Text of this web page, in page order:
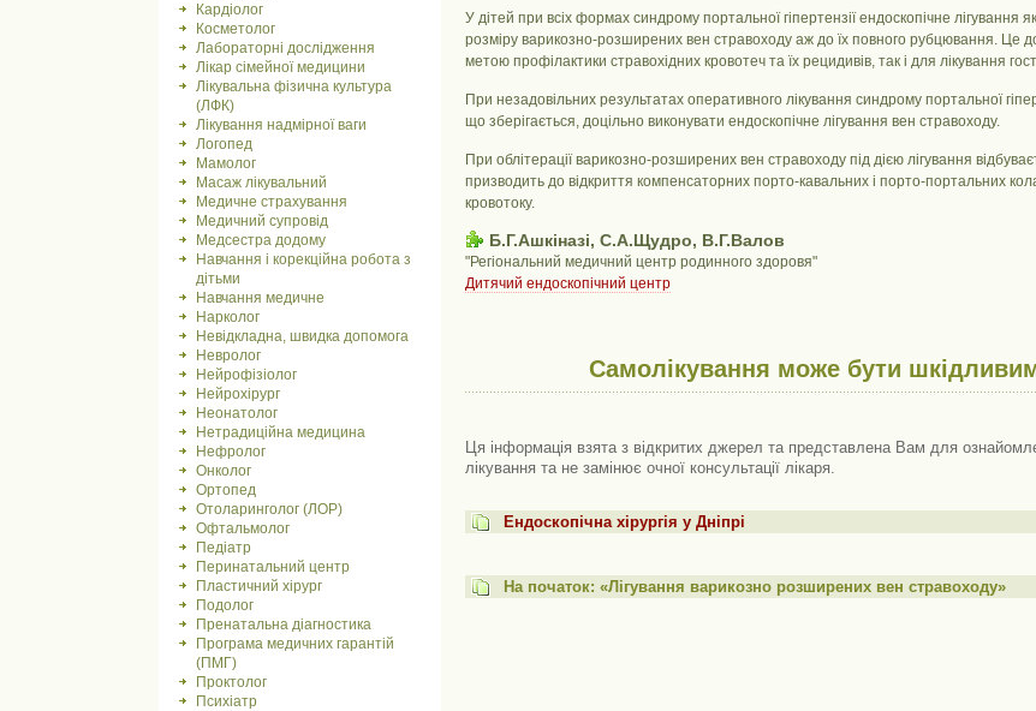
Кардіолог
Косметолог
Лабораторні дослідження
Лікар сімейної медицини
Лікувальна фізична культура
(ЛФК)
Лікування надмірної ваги
Логопед
Мамолог
Масаж лікувальний
Медичне страхування
Медичний супровід
Медсестра додому
Навчання і корекційна робота з
дітьми
Навчання медичне
Нарколог
Невідкладна, швидка допомога
Невролог
Нейрофізіолог
Нейрохірург
Неонатолог
Нетрадиційна медицина
Нефролог
Онколог
Ортопед
Отоларинголог (ЛОР)
Офтальмолог
Педіатр
Перинатальний центр
Пластичний хірург
Подолог
Пренатальна діагностика
Програма медичних гарантій
(ПМГ)
Проктолог
Психіатр
У дітей при всіх формах синдрому портальної гіпертензії ендоскопічне
розміру варикозно-розширених вен стравоходу аж до їх повного рубцювання. Це
метою профілактики стравохідних кровотеч та їх рецидивів, так і для лікування
При незадовільних результатах оперативного лікування синдрому портальної
що зберігається, доцільно виконувати ендоскопічне лігування вен стравоходу.
При облітерації варикозно-розширених вен стравоходу під дією лігування
призводить до відкриття компенсаторних порто-кавальних і порто-портальних
кровотоку.
Б.Г.Ашкіназі, С.А.Щудро, В.Г.Валов
"Регіональний медичний центр родинного здоровя"
Дитячий ендоскопічний центр
Самолікування може бути
Ця інформація взята з відкритих джерел та представлена ​​Вам для
лікування та не замінює очної консультації лікаря.
Ендоскопічна хірургія у Дніпрі
На початок: «Лігування варикозно розширених вен стравоходу»